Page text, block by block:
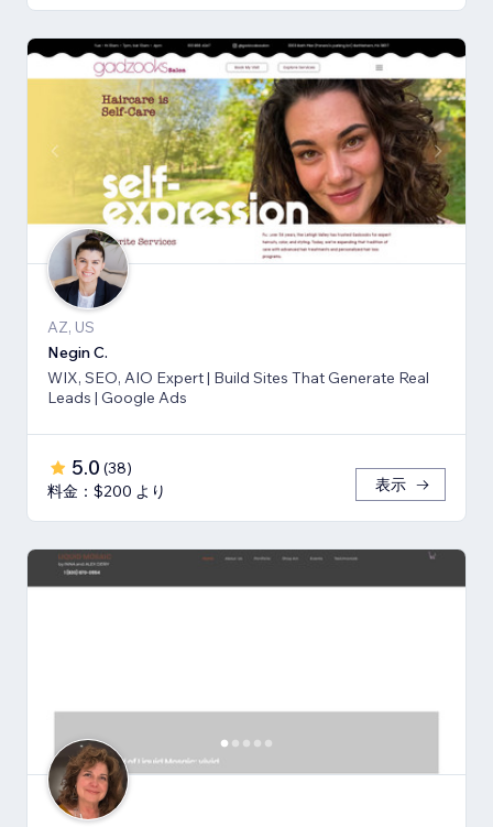
AZ, US
Negin C.
WIX, SEO, AIO Expert | Build Sites That Generate Real
Leads | Google Ads
5.0 (38)
料金：$200 より
表示